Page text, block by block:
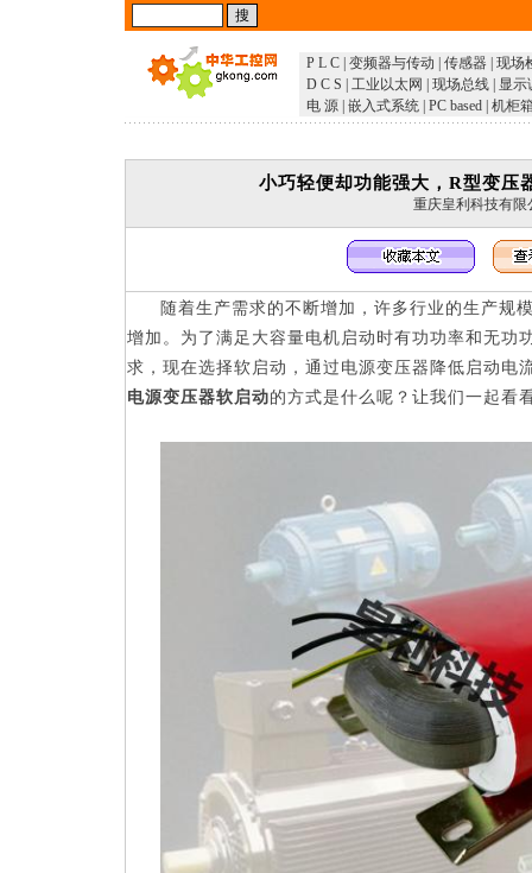
P L C 变频器与传动 传感器 现场
D C S
工业以太网 现场总线
显示
电 源 嵌入式系统 PC based 机柜
小巧轻便却功能强大，R型变压
重庆皇利科技有限
随着生产需求的不断增加，许多行业的生产规
增加。为了满足大容量电机启动时有功功率和无功
求，现在选择软启动，通过电源变压器降低启动电
电源变压器软启动的方式是什么呢？让我们一起看